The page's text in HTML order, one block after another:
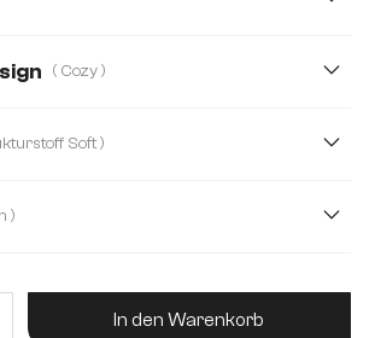
( Cozy )
( Strukturstoff Soft )
( 280 cm )
Produkt Anzahl: Gib den
In den Warenkorb